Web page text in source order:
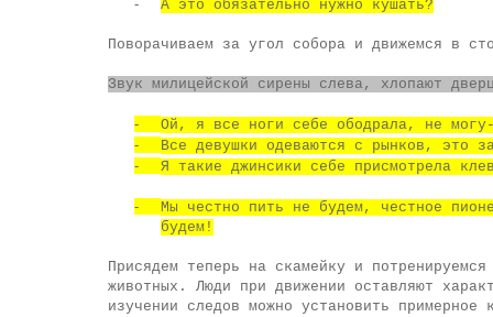
- А это обязательно нужно кушать?
Поворачиваем за угол собора и движемся в
Звук милицейской сирены слева, хлопают
-
Ой, я все ноги себе ободрала, не
-
Все девушки одеваются с рынков, это
-
Я такие джинсики себе присмотрела
-
Мы честно пить не будем, честное
будем!
Присядем теперь на скамейку и
животных. Люди при движении оставляют
изучении следов можно установить примерное